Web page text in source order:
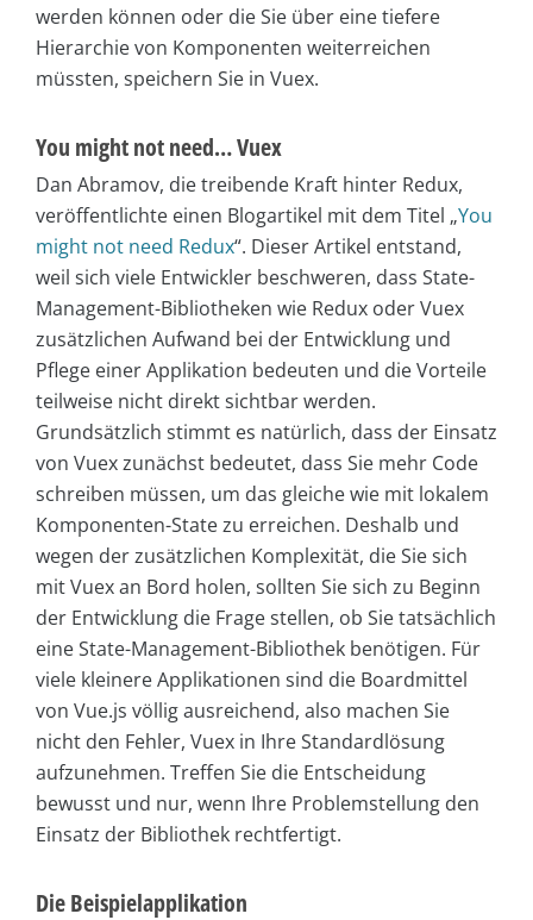
werden können oder die Sie über eine tiefere
Hierarchie von Komponenten weiterreichen
müssten, speichern Sie in Vuex.
You might not need… Vuex
Dan Abramov, die treibende Kraft hinter Redux,
veröffentlichte einen Blogartikel mit dem Titel „You
might not need Redux“. Dieser Artikel entstand,
weil sich viele Entwickler beschweren, dass State-
Management-Bibliotheken wie Redux oder Vuex
zusätzlichen Aufwand bei der Entwicklung und
Pflege einer Applikation bedeuten und die Vorteile
teilweise nicht direkt sichtbar werden.
Grundsätzlich stimmt es natürlich, dass der Einsatz
von Vuex zunächst bedeutet, dass Sie mehr Code
schreiben müssen, um das gleiche wie mit lokalem
Komponenten-State zu erreichen. Deshalb und
wegen der zusätzlichen Komplexität, die Sie sich
mit Vuex an Bord holen, sollten Sie sich zu Beginn
der Entwicklung die Frage stellen, ob Sie tatsächlich
eine State-Management-Bibliothek benötigen. Für
viele kleinere Applikationen sind die Boardmittel
von Vue.js völlig ausreichend, also machen Sie
nicht den Fehler, Vuex in Ihre Standardlösung
aufzunehmen. Treffen Sie die Entscheidung
bewusst und nur, wenn Ihre Problemstellung den
Einsatz der Bibliothek rechtfertigt.
Die Beispielapplikation